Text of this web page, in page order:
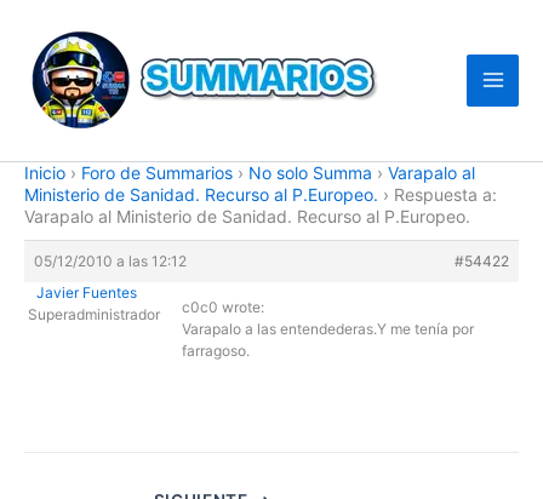
contenido
Inicio › Foro de Summarios › No solo Summa › Varapalo al
Ministerio de Sanidad. Recurso al P.Europeo. › Respuesta a:
Varapalo al Ministerio de Sanidad. Recurso al P.Europeo.
05/12/2010 a las 12:12
#54422
Javier Fuentes
Superadministrador
c0c0 wrote:
Varapalo a las entendederas.Y me tenía por
farragoso.